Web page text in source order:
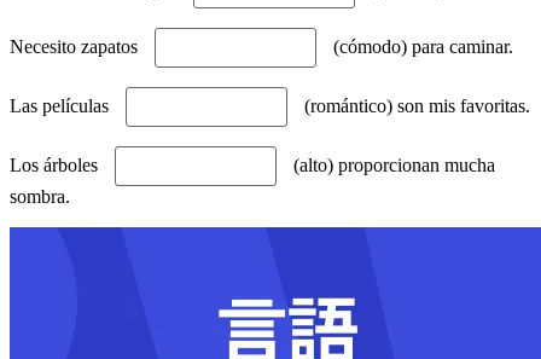
Necesito zapatos (cómodo) para caminar.
Las películas (romántico) son mis favoritas.
Los árboles
(alto) proporcionan mucha
sombra.